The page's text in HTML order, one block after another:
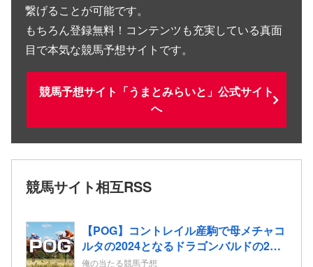
繋げることが可能です。
もちろん登録無料！コンテンツも充実している真面
目で本気な競馬予想サイトです。
競馬予想サイト「うまとみらいと」公式サイト
へ
競馬サイト相互RSS
【POG】コントレイル産駒で母メチャコ
ルタの2024となるドラゴンバルドの2歳
情報
俺の当たる競馬予想